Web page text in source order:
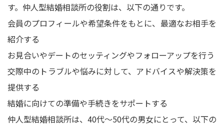
す。仲人型結婚相談所の役割は、以下の通りです。
会員のプロフィールや希望条件をもとに、最適なお相手を
紹介する
お見合いやデートのセッティングやフォローアップを行う
交際中のトラブルや悩みに対して、アドバイスや解決策を
提供する
結婚に向けての準備や手続きをサポートする
仲人型結婚相談所は、40代～50代の男女にとって、以下の